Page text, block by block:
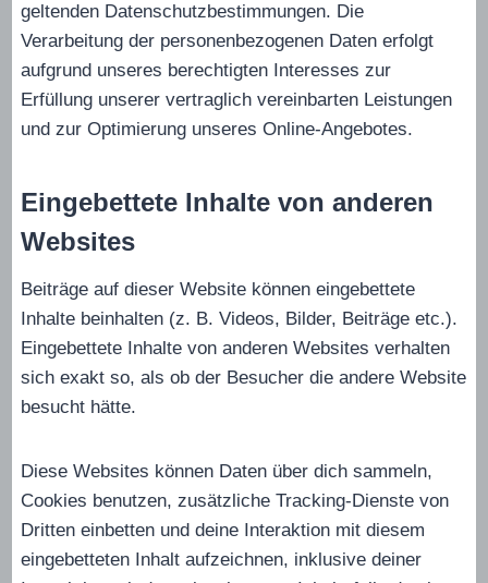
geltenden Datenschutzbestimmungen. Die
Verarbeitung der personenbezogenen Daten erfolgt
aufgrund unseres berechtigten Interesses zur
Erfüllung unserer vertraglich vereinbarten Leistungen
und zur Optimierung unseres Online-Angebotes.
Eingebettete Inhalte von anderen
Websites
Beiträge auf dieser Website können eingebettete
Inhalte beinhalten (z. B. Videos, Bilder, Beiträge etc.).
Eingebettete Inhalte von anderen Websites verhalten
sich exakt so, als ob der Besucher die andere Website
besucht hätte.
Diese Websites können Daten über dich sammeln,
Cookies benutzen, zusätzliche Tracking-Dienste von
Dritten einbetten und deine Interaktion mit diesem
eingebetteten Inhalt aufzeichnen, inklusive deiner